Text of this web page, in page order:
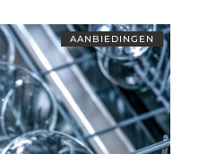
AANBIEDINGEN